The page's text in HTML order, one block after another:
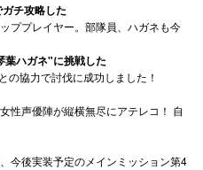
チ攻略した
ププレイヤー。部隊員、ハガネも今
葉ハガネ"に挑戦した
協力で討伐に成功しました！
声優陣が縦横無尽にアテレコ！ 自
今後実装予定のメインミッション第4